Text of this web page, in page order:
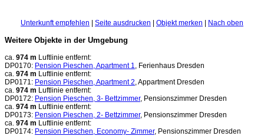
Unterkunft empfehlen Seite ausdrucken Objekt merken Nach oben
Weitere Objekte in der Umgebung
ca. 974 m Luftlinie entfernt:
DP0170: Pension Pieschen, Apartment 1, Ferienhaus Dresden
ca. 974 m Luftlinie entfernt:
DP0171: Pension Pieschen, Apartment 2, Appartment Dresden
ca. 974 m Luftlinie entfernt:
DP0172: Pension Pieschen, 3- Bettzimmer, Pensionszimmer Dresden
ca. 974 m Luftlinie entfernt:
DP0173: Pension Pieschen, 2- Bettzimmer, Pensionszimmer Dresden
ca. 974 m Luftlinie entfernt:
DP0174: Pension Pieschen, Economy- Zimmer, Pensionszimmer Dresden